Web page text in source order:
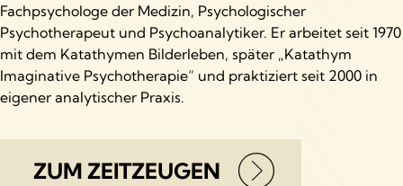
Fachpsychologe der Medizin, Psychologischer
Psychotherapeut und Psychoanalytiker. Er arbeitet seit 1970
mit dem Katathymen Bilderleben, später „Katathym
Imaginative Psychotherapie“ und praktiziert seit 2000 in
eigener analytischer Praxis.
ZUM ZEITZEUGEN